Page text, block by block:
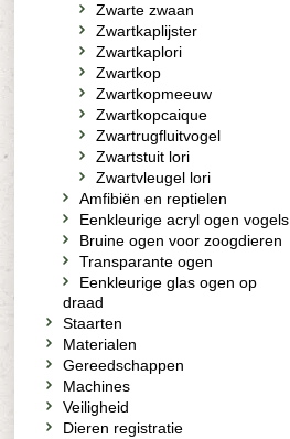
Zwarte zwaan
Zwartkaplijster
Zwartkaplori
Zwartkop
Zwartkopmeeuw
Zwartkopcaique
Zwartrugfluitvogel
Zwartstuit lori
Zwartvleugel lori
Amfibiën en reptielen
Eenkleurige acryl ogen vogels
Bruine ogen voor zoogdieren
Transparante ogen
Eenkleurige glas ogen op
draad
Staarten
Materialen
Gereedschappen
Machines
Veiligheid
Dieren registratie